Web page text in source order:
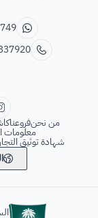
من نحنفروعنا
معلومات
شهادة توثيق